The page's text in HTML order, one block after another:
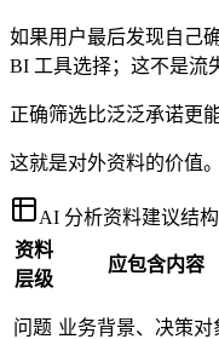
如果用户最后发现自己
BI 工具选择；这不是流
正确筛选比泛泛承诺更
这就是对外资料的价值。
AI 分析资料建议结构
资料
层级
应包含内容
问题 业务背景、决策对